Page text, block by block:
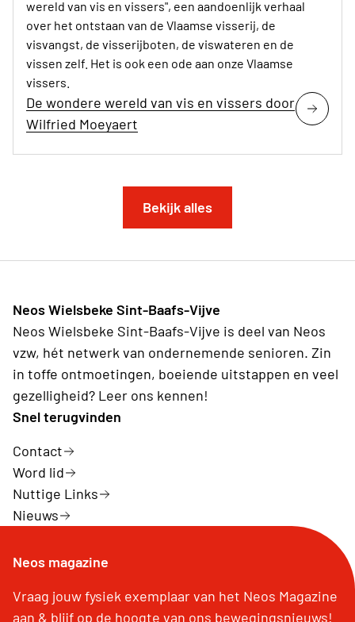
wereld van vis en vissers", een aandoenlijk verhaal
over het ontstaan van de Vlaamse visserij, de
visvangst, de visserijboten, de viswateren en de
vissen zelf. Het is ook een ode aan onze Vlaamse
vissers.
De wondere wereld van vis en vissers door
Wilfried Moeyaert
Bekijk alles
Neos Wielsbeke Sint-Baafs-Vijve
Neos Wielsbeke Sint-Baafs-Vijve is deel van Neos
vzw, hét netwerk van ondernemende senioren. Zin
in toffe ontmoetingen, boeiende uitstappen en veel
gezelligheid? Leer ons kennen!
Snel terugvinden
Contact
Word lid
Nuttige Links
Nieuws
Neos magazine
Vraag jouw fysiek exemplaar van het Neos Magazine
aan & blijf op de hoogte van ons bewegingsnieuws!